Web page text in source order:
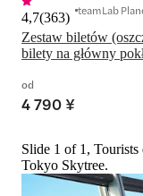
Zestaw biletów
bilety na główny
4,7(363) teamLab
od
4 790 ¥
Slide 1 of 1,
Tokyo Skytree.